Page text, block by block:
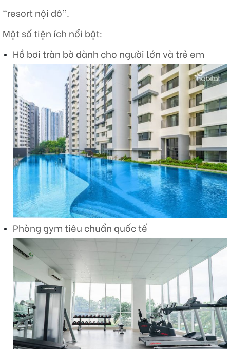
“resort nội đô”.
Một số tiện ích nổi bật:
Hồ bơi tràn bờ dành cho người lớn và trẻ em
Phòng gym tiêu chuẩn quốc tế